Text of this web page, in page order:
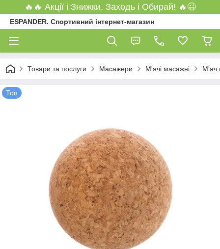
🔥🔥 Акції і Знижки. Заходь і Обирай! 🔥😉
ESPANDER. Спортивний інтернет-магазин
Товари та послуги Масажери М'ячі масажні М'яч
Топ